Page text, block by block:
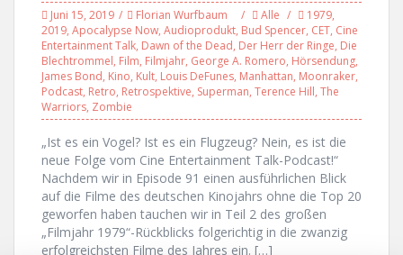
Juni 15, 2019 Florian Wurfbaum Alle 1979,
2019, Apocalypse Now, Audioprodukt, Bud Spencer, CET, Cine
Entertainment Talk, Dawn of the Dead, Der Herr der Ringe, Die
Blechtrommel, Film, Filmjahr, George A. Romero, Hörsendung,
James Bond, Kino, Kult, Louis DeFunes, Manhattan, Moonraker,
Podcast, Retro, Retrospektive, Superman, Terence Hill, The
Warriors, Zombie
„Ist es ein Vogel? Ist es ein Flugzeug? Nein, es ist die
neue Folge vom Cine Entertainment Talk-Podcast!“
Nachdem wir in Episode 91 einen ausführlichen Blick
auf die Filme des deutschen Kinojahrs ohne die Top 20
geworfen haben tauchen wir in Teil 2 des großen
„Filmjahr 1979“-Rückblicks folgerichtig in die zwanzig
erfolgreichsten Filme des Jahres ein. […]